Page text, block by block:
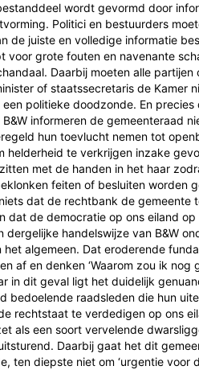
wordt gevormd door
Politici en bestuurders
de juiste en volledige informatie
voor grote fouten en navenante
Daarbij moeten alle partijen
of staatssecretaris de Kamer
politieke doodzonde. En precies
informeren de gemeenteraad
hun toevlucht nemen tot
helderheid te verkrijgen inzake
met de handen in het haar
feiten of besluiten worden
dat de rechtbank de gemeente
dat de democratie op ons eiland
dergelijke handelswijze van B&W
algemeen. Dat eroderende
af en denken ‘Waarom zou ik nog
in dit geval ligt het duidelijk
bedoelende raadsleden die hun
rechtstaat te verdedigen op ons
als een soort vervelende
Daarbij gaat het dit
ten diepste niet om ‘urgentie voor